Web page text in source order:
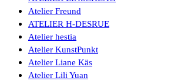
Atelier Freund
ATELIER H-DESRUE
Atelier hestia
Atelier KunstPunkt
Atelier Liane Käs
Atelier Lili Yuan